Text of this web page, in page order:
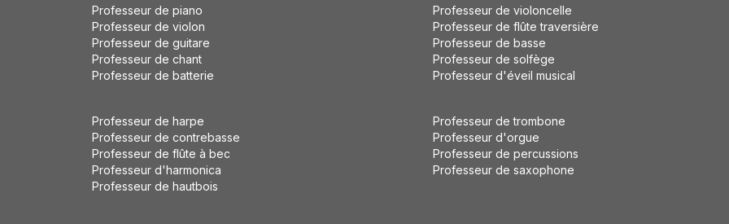
Professeur de piano
Professeur de violon
Professeur de guitare
Professeur de chant
Professeur de batterie
Professeur de violoncelle
Professeur de flûte traversière
Professeur de basse
Professeur de solfège
Professeur d'éveil musical
Professeur de harpe
Professeur de contrebasse
Professeur de flûte à bec
Professeur d'harmonica
Professeur de hautbois
Professeur de trombone
Professeur d'orgue
Professeur de percussions
Professeur de saxophone